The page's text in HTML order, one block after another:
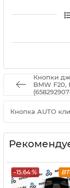
Кнопки
BMW F20,
Кнопка AUTO
-15.64 %